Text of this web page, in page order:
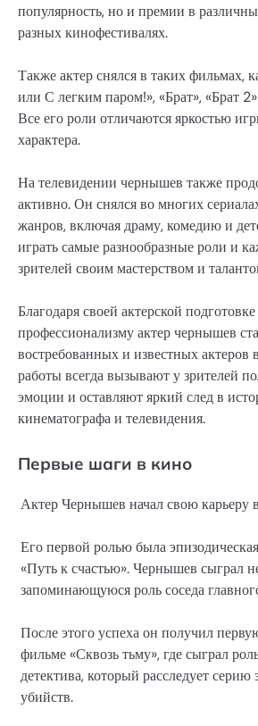
популярность, но и премии в
разных кинофестивалях.
Также актер снялся в таких фильмах,
или С легким паром!», «Брат», «Брат
Все его роли отличаются яркостью
характера.
На телевидении чернышев также
активно. Он снялся во многих
жанров, включая драму, комедию и
играть самые разнообразные роли и
зрителей своим мастерством и
Благодаря своей актерской
профессионализму актер чернышев
востребованных и известных актеров
работы всегда вызывают у зрителей
эмоции и оставляют яркий след в
кинематографа и телевидения.
Первые шаги в кино
Актер Чернышев начал свою карьеру
Его первой ролью была
«Путь к счастью». Чернышев сыграл
запоминающуюся роль соседа
После этого успеха он получил
фильме «Сквозь тьму», где сыграл
детектива, который расследует серию
убийств.